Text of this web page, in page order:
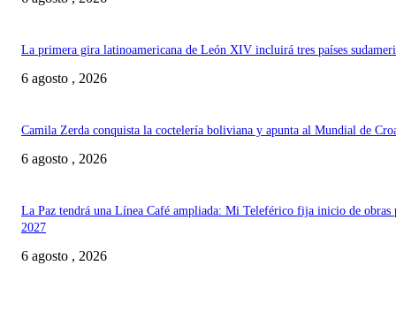
La primera gira latinoamericana de León XIV incluirá tres países
6 agosto , 2026
Camila Zerda conquista la coctelería boliviana y apunta al Mundial de
6 agosto , 2026
La Paz tendrá una Línea Café ampliada: Mi Teleférico fija inicio de obras
2027
6 agosto , 2026